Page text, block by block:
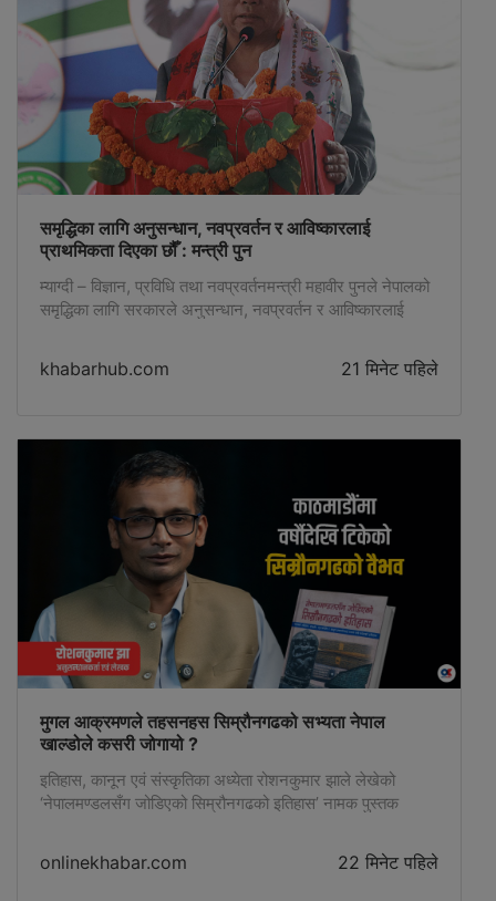
समृद्धिका लागि अनुसन्धान, नवप्रवर्तन र आविष्कारलाई
प्राथमिकता दिएका छौँ : मन्त्री पुन
म्याग्दी – विज्ञान, प्रविधि तथा नवप्रवर्तनमन्त्री महावीर पुनले नेपालको
समृद्धिका लागि सरकारले अनुसन्धान, नवप्रवर्तन र आविष्कारलाई
जनप्रतिनिधिहरूको भूमिका’ विषयक अन्तरक्रिया कार्यक्रममा मन्त्री
khabarhub.com 21 मिनेट पहिले
मुगल आक्रमणले तहसनहस सिम्रौनगढको सभ्यता नेपाल
खाल्डोले कसरी जोगायो ?
इतिहास, कानून एवं संस्कृतिका अध्येता रोशनकुमार झाले लेखेको
‘नेपालमण्डलसँग जोडिएको सिम्रौनगढको इतिहास’ नामक पुस्तक
। झण्डै एक हजार पृष्ठको बृहत अनुसन्धानमूलक पुस्तकमा लेखक झाले
नेपालको इतिहास, …
onlinekhabar.com 22 मिनेट पहिले